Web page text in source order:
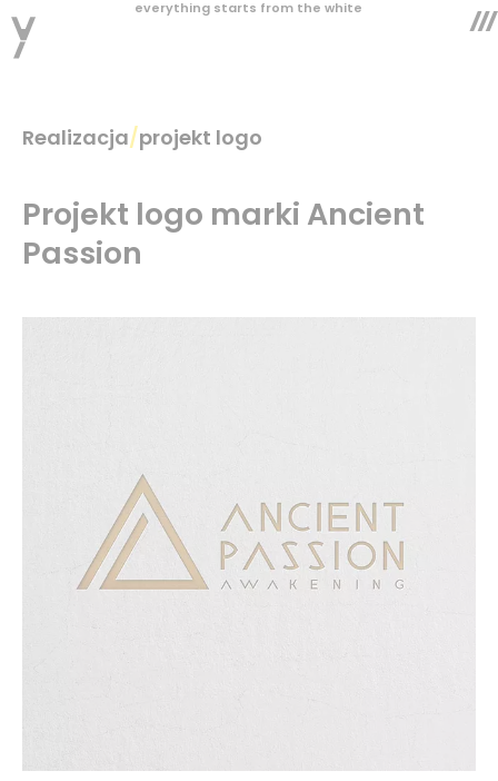
everything starts from the white
Realizacja/projekt logo
Projekt logo marki Ancient
Passion